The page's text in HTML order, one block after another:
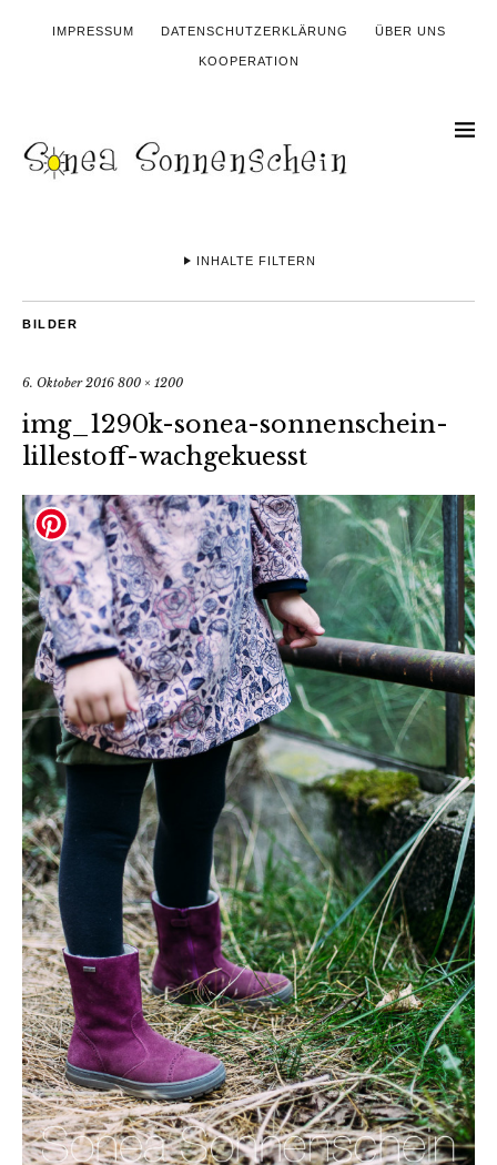
IMPRESSUM DATENSCHUTZERKLÄRUNG ÜBER UNS
KOOPERATION
INHALTE FILTERN
BILDER
6. Oktober 2016 800 × 1200
img_1290k-sonea-sonnenschein-
lillestoff-wachgekuesst